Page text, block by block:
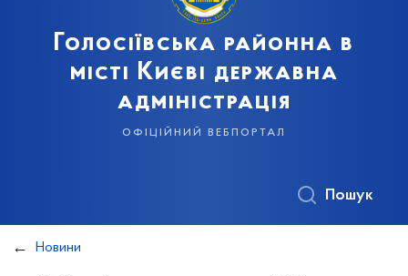
Голосіївська районна в
місті Києві державна
адміністрація
офіційний вебпортал
Пошук
Новини